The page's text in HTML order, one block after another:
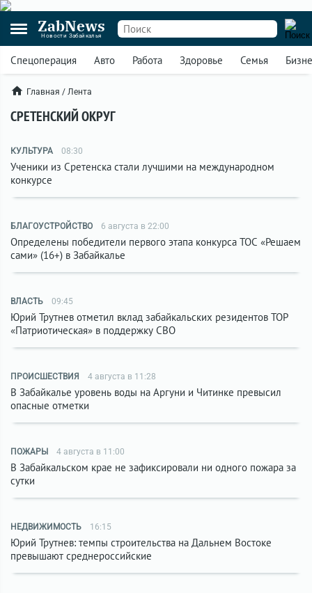
ZabNews
Новости Забайкалья
Спецоперация Авто Работа Здоровье Семья
Главная / Лента
СРЕТЕНСКИЙ ОКРУГ
КУЛЬТУРА 08:30
Ученики из Сретенска стали лучшими на международном
конкурсе
БЛАГОУСТРОЙСТВО 6 августа в 22:00
Определены победители первого этапа конкурса ТОС «Решаем
сами» (16+) в Забайкалье
ВЛАСТЬ 09:45
Юрий Трутнев отметил вклад забайкальских резидентов ТОР
«Патриотическая» в поддержку СВО
ПРОИСШЕСТВИЯ 4 августа в 11:28
В Забайкалье уровень воды на Аргуни и Читинке превысил
опасные отметки
ПОЖАРЫ 4 августа в 11:00
В Забайкальском крае не зафиксировали ни одного пожара за
сутки
НЕДВИЖИМОСТЬ 16:15
Юрий Трутнев: темпы строительства на Дальнем Востоке
превышают среднероссийские